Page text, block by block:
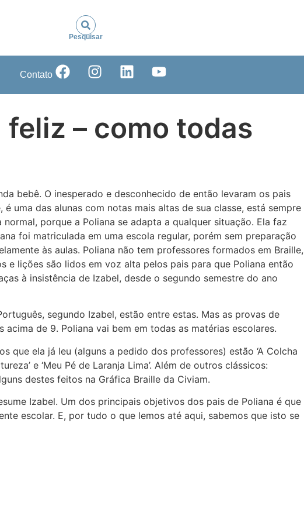
Pesquisar
Contato
– como todas
bebê. O inesperado e desconhecido de então levaram os pais
uma das alunas com notas mais altas de sua classe, está sempre
porque a Poliana se adapta a qualquer situação. Ela faz
foi matriculada em uma escola regular, porém sem preparação
às aulas. Poliana não tem professores formados em Braille,
lições são lidos em voz alta pelos pais para que Poliana então
à insistência de Izabel, desde o segundo semestre do ano
segundo Izabel, estão entre estas. Mas as provas de
de 9. Poliana vai bem em todas as matérias escolares.
que ela já leu (alguns a pedido dos professores) estão ‘A Colcha
e ‘Meu Pé de Laranja Lima’. Além de outros clássicos:
destes feitos na Gráfica Braille da Civiam.
Izabel. Um dos principais objetivos dos pais de Poliana é que
escolar. E, por tudo o que lemos até aqui, sabemos que isto se